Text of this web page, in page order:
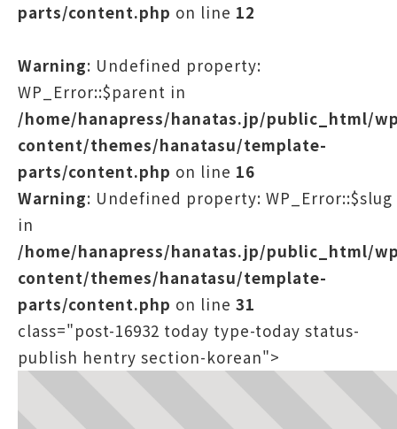
parts/content.php on line 12
Warning: Undefined property:
WP_Error::$parent in
/home/hanapress/hanatas.jp/public_html/
content/themes/hanatasu/template-
parts/content.php on line 16
Warning: Undefined property: WP_Error::$slug
in
/home/hanapress/hanatas.jp/public_html/
content/themes/hanatasu/template-
parts/content.php on line 31
class="post-16932 today type-today status-
publish hentry section-korean">